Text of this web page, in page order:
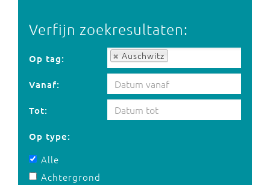
Verfijn zoekresultaten:
Op tag: Auschwitz
Op tag:
Vanaf:
Tot:
Op type:
Alle
Achtergrond